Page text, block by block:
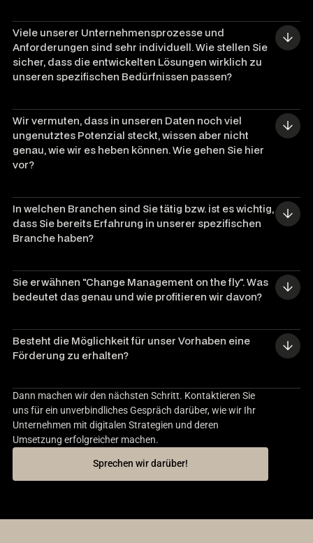
Dann machen wir den nächsten Schritt. Kontaktieren Sie
uns für ein unverbindliches Gespräch darüber, wie wir Ihr
Unternehmen mit digitalen Strategien und deren
Umsetzung erfolgreicher machen.
Sprechen wir darüber!
Viele unserer Unternehmensprozesse und
Anforderungen sind sehr individuell. Wie stellen Sie
sicher, dass die entwickelten Lösungen wirklich zu
unseren spezifischen Bedürfnissen passen?
Wir vermuten, dass in unseren Daten noch viel
ungenutztes Potenzial steckt, wissen aber nicht
genau, wie wir es heben können. Wie gehen Sie hier
vor?
In welchen Branchen sind Sie tätig bzw. ist es wichtig,
dass Sie bereits Erfahrung in unserer spezifischen
Branche haben?
Sie erwähnen "Change Management on the fly". Was
bedeutet das genau und wie profitieren wir davon?
Besteht die Möglichkeit für unser Vorhaben eine
Förderung zu erhalten?